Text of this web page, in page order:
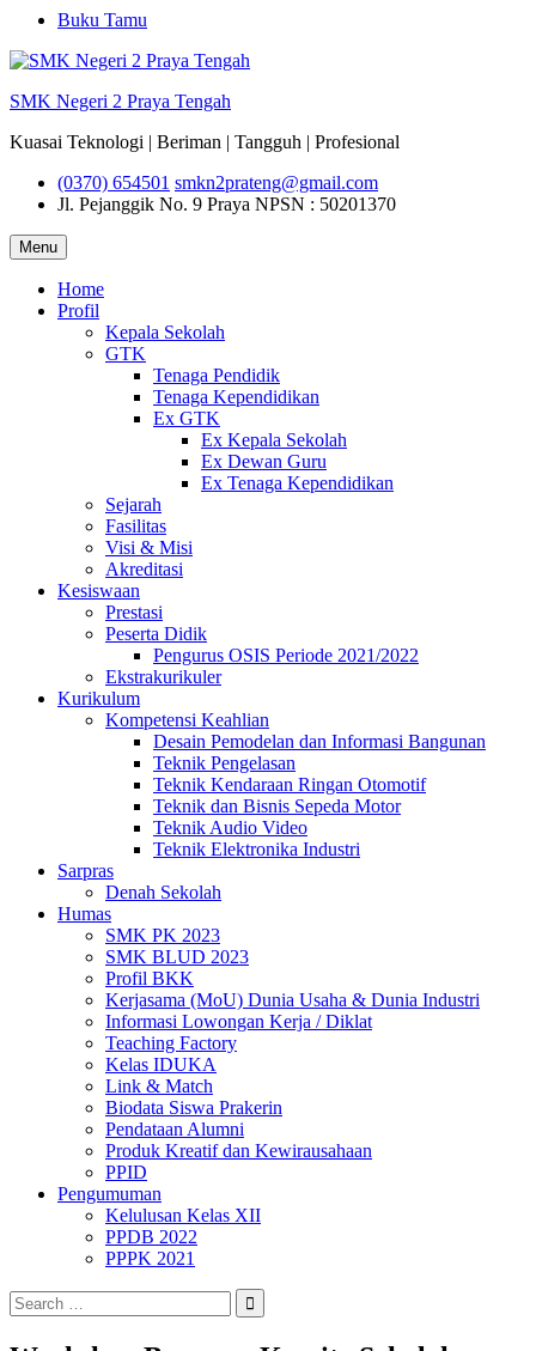
Buku Tamu
SMK Negeri 2 Praya Tengah
Kuasai Teknologi | Beriman | Tangguh | Profesional
(0370) 654501 smkn2prateng@gmail.com
Jl. Pejanggik No. 9 Praya NPSN : 50201370
Menu
Home
Profil
Kepala Sekolah
GTK
Tenaga Pendidik
Tenaga Kependidikan
Ex GTK
Ex Kepala Sekolah
Ex Dewan Guru
Ex Tenaga Kependidikan
Sejarah
Fasilitas
Visi & Misi
Akreditasi
Kesiswaan
Prestasi
Peserta Didik
Pengurus OSIS Periode 2021/2022
Ekstrakurikuler
Kurikulum
Kompetensi Keahlian
Desain Pemodelan dan Informasi Bangunan
Teknik Pengelasan
Teknik Kendaraan Ringan Otomotif
Teknik dan Bisnis Sepeda Motor
Teknik Audio Video
Teknik Elektronika Industri
Sarpras
Denah Sekolah
Humas
SMK PK 2023
SMK BLUD 2023
Profil BKK
Kerjasama (MoU) Dunia Usaha & Dunia Industri
Informasi Lowongan Kerja / Diklat
Teaching Factory
Kelas IDUKA
Link & Match
Biodata Siswa Prakerin
Pendataan Alumni
Produk Kreatif dan Kewirausahaan
PPID
Pengumuman
Kelulusan Kelas XII
PPDB 2022
PPPK 2021
Search
for: